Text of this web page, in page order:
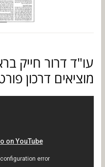
מוציאים דרכון